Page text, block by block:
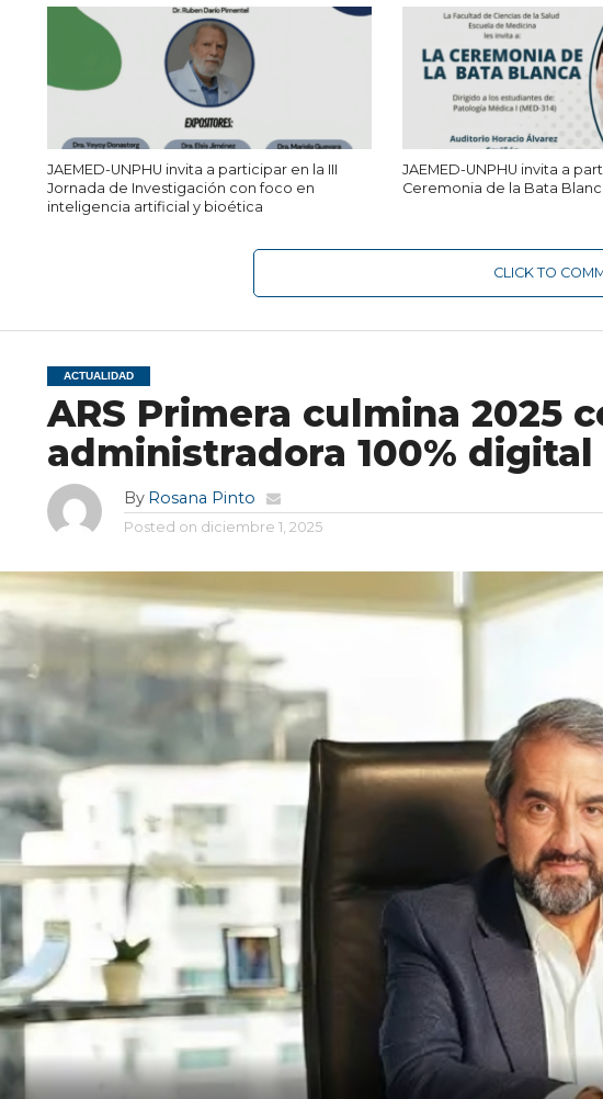
JAEMED-UNPHU invita a participar en la III
Jornada de Investigación con foco en
inteligencia artificial y bioética
JAEMED-UNPHU invita a
Ceremonia de la Bata
CLICK TO
ACTUALIDAD
ARS Primera culmina 2025
administradora 100%
By Rosana Pinto
Posted on diciembre 1, 2025